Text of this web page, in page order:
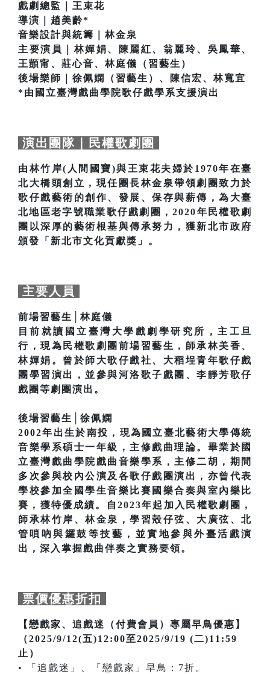
戲劇總監｜王束花
導演｜趙美齡*
音樂設計與統籌｜林金泉
主要演員｜林嬋娟、陳麗紅、翁麗玲、吳鳳華、
王顗甯、莊心音、林庭儀（習藝生）
後場樂師｜徐佩嫻（習藝生）、陳信宏、林寬宜
*由國立臺灣戲曲學院歌仔戲學系支援演出
演出團隊｜民權歌劇團
由林竹岸(人間國寶)與王束花夫婦於1970年在臺
北大橋頭創立，現任團長林金泉帶領劇團致力於
歌仔戲藝術的創作、發展、保存與薪傳，為大臺
北地區老字號職業歌仔戲劇團，2020年民權歌劇
團以深厚的藝術根基與傳承努力，獲新北市政府
頒發「新北市文化貢獻獎」。
主要人員
前場習藝生│林庭儀
目前就讀國立臺灣大學戲劇學研究所，主工旦
行，現為民權歌劇團前場習藝生，師承林美香、
林嬋娟。曾於師大歌仔戲社、大稻埕青年歌仔戲
團學習演出，並參與河洛歌子戲團、李靜芳歌仔
戲團等劇團演出。
後場習藝生│徐佩嫻
2002年出生於南投，現為國立臺北藝術大學傳統
音樂學系碩士一年級，主修戲曲理論。畢業於國
立臺灣戲曲學院戲曲音樂學系，主修二胡，期間
多次參與校內公演及各歌仔戲團演出，亦曾代表
學校參加全國學生音樂比賽國樂合奏與室內樂比
賽，獲特優成績。自2023年起加入民權歌劇團，
師承林竹岸、林金泉，學習殼仔弦、大廣弦、北
管嗩吶與鑼鼓等技藝，並實地參與外臺活戲演
出，深入掌握戲曲伴奏之實務要領。
票價優惠折扣
【戀戲家、追戲迷（付費會員）專屬早鳥優惠】
（2025/9/12(五)12:00至2025/9/19 (二)11:59
止）
• 「追戲迷」、「戀戲家」早鳥：7折。